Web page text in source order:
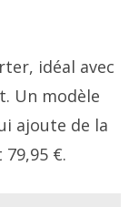
idéal avec
Un modèle
ajoute de la
€.